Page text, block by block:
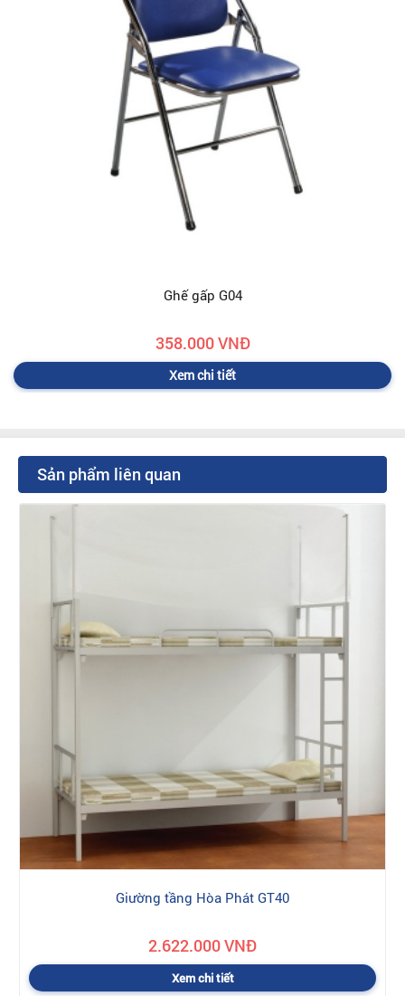
Ghế gấp G04
358.000 VNĐ
Xem chi tiết
Sản phẩm liên quan
Giường tầng Hòa Phát GT40
2.622.000 VNĐ
Xem chi tiết